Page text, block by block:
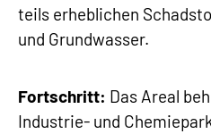
teils erheblichen
und Grundwasser.
Fortschritt: Das Areal
Industrie- und